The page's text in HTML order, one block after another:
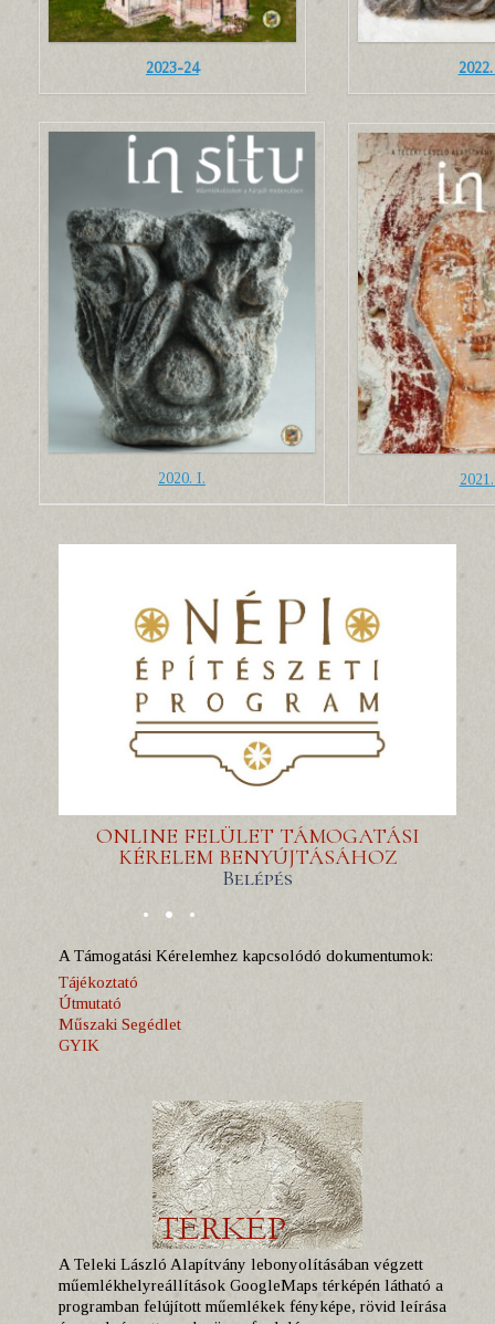
2023-24
2020. I.
ONLINE FELÜLET TÁMOGATÁSI
KÉRELEM BENYÚJTÁSÁHOZ
Belépés
A Támogatási Kérelemhez kapcsolódó dokumentumok:
Tájékoztató
Útmutató
Műszaki Segédlet
GYIK
A Teleki László Alapítvány lebonyolításában végzett
műemlékhelyreállítások GoogleMaps térképén látható a
programban felújított műemlékek fényképe, rövid leírása